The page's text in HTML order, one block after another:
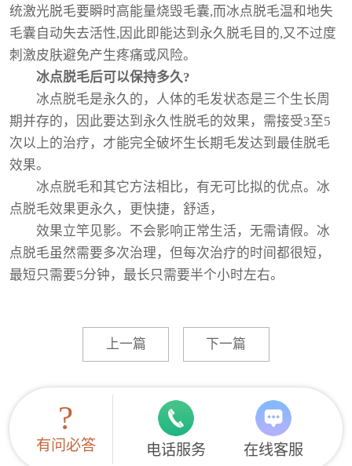
统激光脱毛要瞬时高能量烧毁毛囊,而冰点脱毛温和地失
毛囊自动失去活性,因此即能达到永久脱毛目的,又不过度
刺激皮肤避免产生疼痛或风险。
冰点脱毛后可以保持多久?
冰点脱毛是永久的，人体的毛发状态是三个生长周
期并存的，因此要达到永久性脱毛的效果，需接受3至5
次以上的治疗，才能完全破坏生长期毛发达到最佳脱毛
效果。
冰点脱毛和其它方法相比，有无可比拟的优点。冰
点脱毛效果更永久，更快捷，舒适，
效果立竿见影。不会影响正常生活，无需请假。冰
点脱毛虽然需要多次治理，但每次治疗的时间都很短，
最短只需要5分钟，最长只需要半个小时左右。
上一篇 下一篇
?
有问必答 电话服务 在线客服